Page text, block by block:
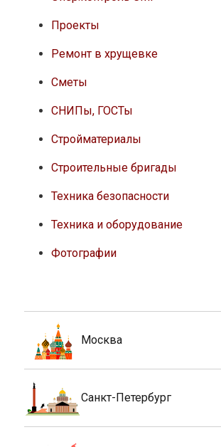
Проекты
Ремонт в хрущевке
Сметы
СНИПы, ГОСТы
Стройматериалы
Строительные бригады
Техника безопасности
Техника и оборудование
Фотографии
Москва
Санкт-Петербург